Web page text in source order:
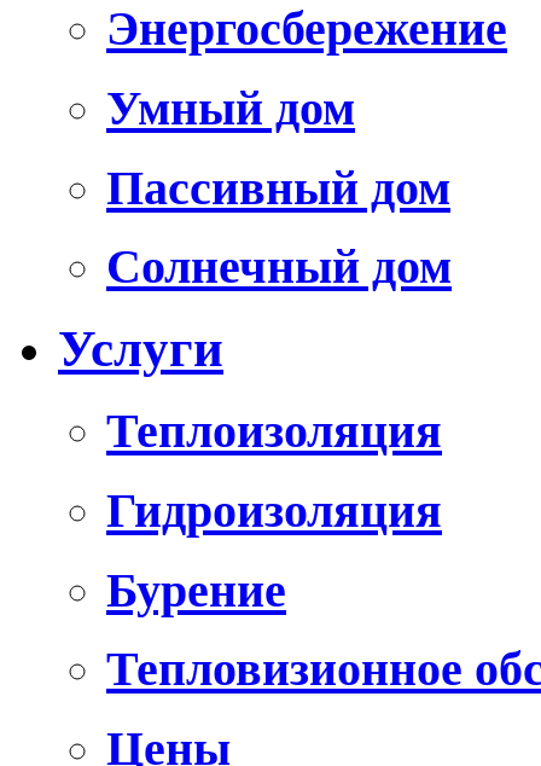
Энергосбережение
Умный дом
Пассивный дом
Солнечный дом
Услуги
Теплоизоляция
Гидроизоляция
Бурение
Тепловизионное
Цены